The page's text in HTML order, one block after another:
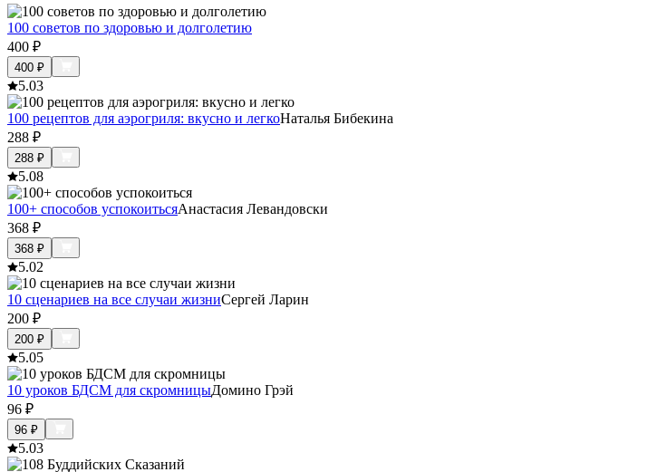
100 советов по здоровью и долголетию
400 ₽
400 ₽
5.03
100 рецептов для аэрогриля: вкусно и легкоНаталья Бибекина
288 ₽
288 ₽
5.08
100+ способов успокоитьсяАнастасия Левандовски
368 ₽
368 ₽
5.02
10 сценариев на все случаи жизниСергей Ларин
200 ₽
200 ₽
5.05
10 уроков БДСМ для скромницыДомино Грэй
96 ₽
96 ₽
5.03